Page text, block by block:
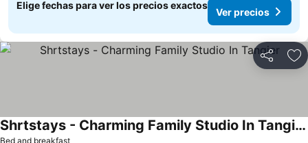
Elige fechas para ver los precios exactos
Ver precios
Compartir
Bed and breakfast
Shrtstays - Charming Family Studio In Tangier